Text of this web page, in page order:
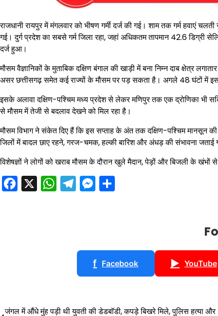
राजधानी रायपुर में मंगलवार को भीषण गर्मी दर्ज की गई। शाम तक गर्म हवाएं
गई। दुर्ग प्रदेश का सबसे गर्म जिला रहा, जहां अधिकतम तापमान 42.6 डिग्री
दर्ज हुआ।
मौसम वैज्ञानिकों के मुताबिक दक्षिण बंगाल की खाड़ी में बना निम्न दाब क्षेत्र
असर छत्तीसगढ़ समेत कई राज्यों के मौसम पर पड़ सकता है। अगले 48 घंटों में
इसके अलावा दक्षिण-पश्चिम मध्य प्रदेश से लेकर मणिपुर तक एक द्रोणिका भी
से मौसम में तेजी से बदलाव देखने को मिल रहा है।
मौसम विभाग ने संकेत दिए हैं कि इस सप्ताह के अंत तक दक्षिण-पश्चिम
जिलों में बादल छाए रहने, गरज-चमक, हल्की बारिश और अंधड़ की संभावना
विशेषज्ञों ने लोगों को खराब मौसम के दौरान खुले मैदान, पेड़ों और बिजली के
Facebook
X WhatsApp
Telegram
Messenger
f Facebook ▶ YouTube
जंगल में औंधे मुंह पड़ी थी युवती की डेडबॉडी, कपड़े बिखरे मिले, पुलिस हत्या और